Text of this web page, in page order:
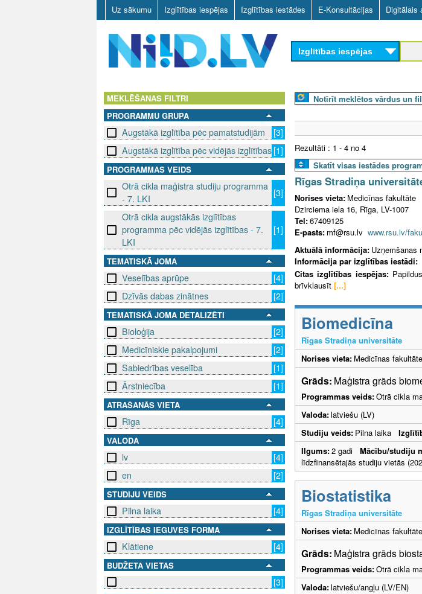
Skip
to
main
content
Uz sākumu Izglītības iespējas Izglītības iestādes E-Konsultācijas Digitālais
D
Izglītības iespējas
MEKLĒŠANAS FILTRI
PROGRAMMU GRUPA
Augstākā izglītība pēc pamatstudijām
[3]
Augstākā izglītība pēc vidējās izglītības [1]
PROGRAMMAS VEIDS
Otrā cikla maģistra studiju programma
- 7. LKI
[3]
Otrā cikla augstākās izglītības
programma pēc vidējās izglītības - 7.
LKI
[1]
TEMATISKĀ JOMA
Veselības aprūpe
[4]
Dzīvās dabas zinātnes
[2]
TEMATISKĀ JOMA DETALIZĒTI
Bioloģija
[2]
Medicīniskie pakalpojumi
[2]
Sabiedrības veselība
[1]
Ārstniecība
[1]
ATRAŠANĀS VIETA
Rīga [4]
VALODA
lv
[4]
en
[2]
STUDIJU VEIDS
Pilna laika [4]
IZGLĪTĪBAS IEGUVES FORMA
Klātiene [4]
BUDŽETA VIETAS
[3]
Notīrīt meklētos vārdus un
Rezultāti : 1 - 4 no 4
Skatīt visas iestādes
Rīgas Stradiņa
Norises vieta: Medicīnas fakultāte
Dzirciema iela 16, Rīga, LV-1007
Tel:67409125
E-pasts: mf@rsu.lv www.rsu.lv/
Aktuālā informācija: Uzņemšanas
Informācija par izglītības iestādi:
Citas izglītības iespējas:
brīvklausīt [...]
Biomedicīna
Rīgas Stradiņa universitāte
Norises vieta: Medicīnas fakultāte
Grāds: Maģistra grāds
Programmas veids:Otrā cikla
Valoda:latviešu (LV)
Studiju veids: Pilna laika
Ilgums:2 gadi Mācību/studiju
līdzfinansētajās studiju vietās
Biostatistika
Rīgas Stradiņa universitāte
Norises vieta: Medicīnas fakultāte
Grāds: Maģistra grāds
Programmas veids:Otrā cikla
Valoda:latviešu/angļu (LV/EN)